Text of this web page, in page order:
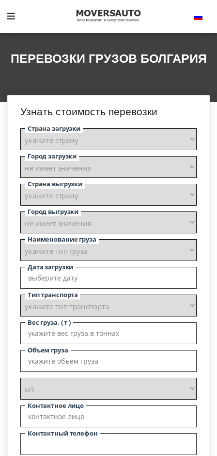
ПЕРЕВОЗКИ ГРУЗОВ БОЛГАРИЯ
Узнать стоимость перевозки
Страна загрузки
Город загрузки
Страна выгрузки
Город выгрузки
Наименование груза
Дата загрузки
Тип транспорта
Вес груза, ( т )
Объем груза
Контактное лицо
Контактный телефон